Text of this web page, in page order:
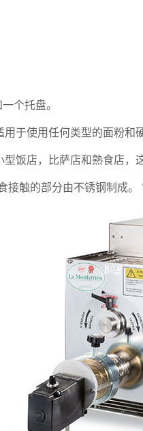
个托盘。
于使用任何类型的面粉和
饭店，比萨店和熟食店，
接触的部分由不锈钢制成